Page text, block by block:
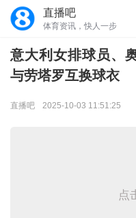
直播吧
体育资讯，快人一步
意大利女排球员、
与劳塔罗互换球衣
直播吧 2025-10-03 11:51:25
点